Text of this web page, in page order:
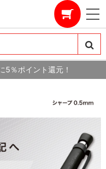
5％ポイント還元！